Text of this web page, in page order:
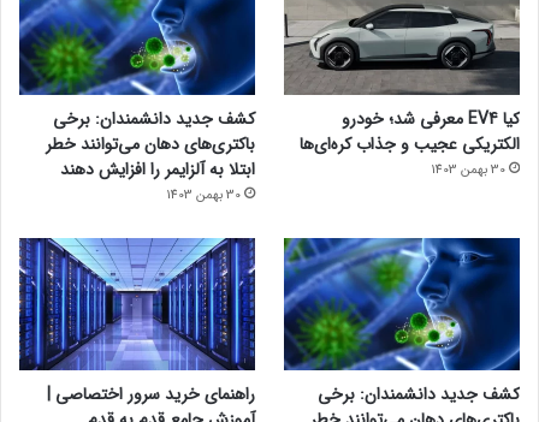
کیا EV4 معرفی شد؛ خودرو
الکتریکی عجیب و جذاب کره‌ای‌ها
30 بهمن 1403
کشف جدید دانشمندان: برخی
باکتری‌های دهان می‌توانند خطر
ابتلا به آلزایمر را افزایش دهند
30 بهمن 1403
کشف جدید دانشمندان: برخی
راهنمای خرید سرور اختصاصی |